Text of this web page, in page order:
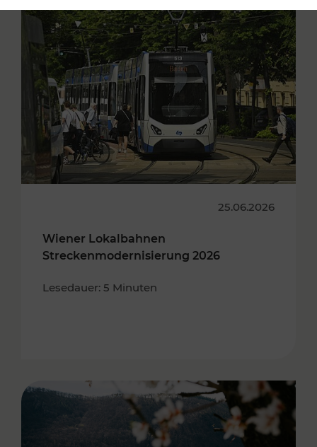
25.06.2026
Wiener Lokalbahnen
Streckenmodernisierung 2026
Lesedauer: 5 Minuten